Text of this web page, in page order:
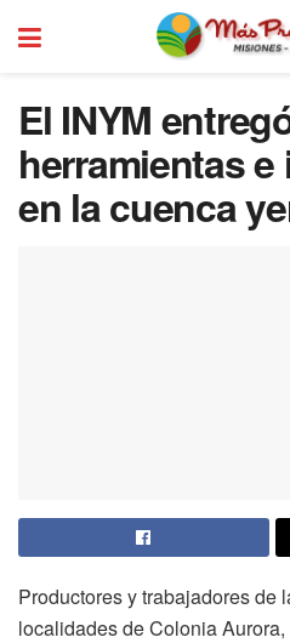
El INYM
herramientas
en la cuenca
Productores y trabajadores de
localidades de Colonia